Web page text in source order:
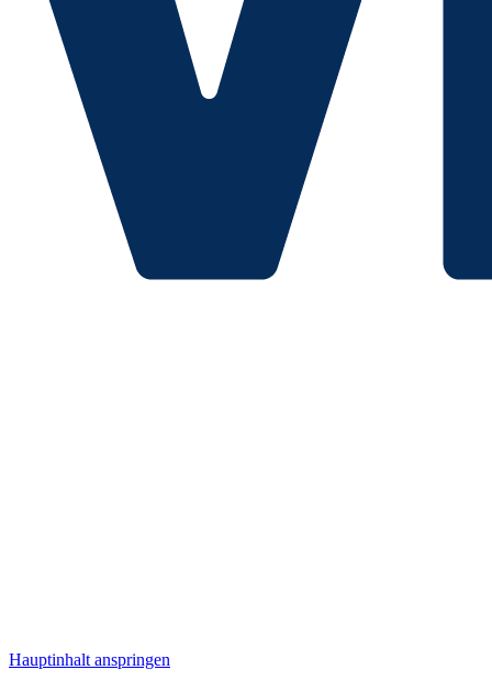
Hauptinhalt anspringen